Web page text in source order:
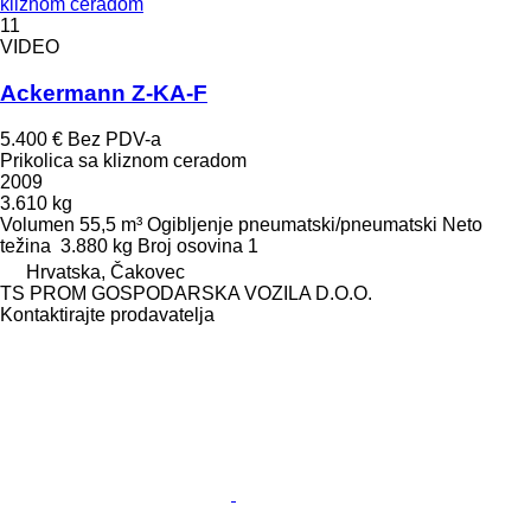
kliznom ceradom
11
VIDEO
Ackermann Z-KA-F
5.400 € Bez PDV-a
Prikolica sa kliznom ceradom
2009
3.610 kg
Volumen 55,5 m³ Ogibljenje pneumatski/pneumatski Neto
težina 3.880 kg Broj osovina 1
Hrvatska, Čakovec
TS PROM GOSPODARSKA VOZILA D.O.O.
Kontaktirajte prodavatelja